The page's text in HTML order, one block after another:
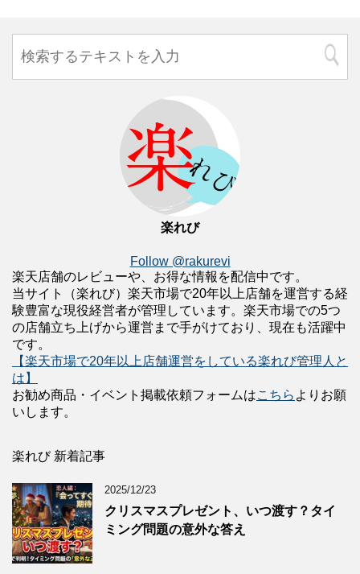
楽れび
Follow @rakurevi
楽天店舗のレビューや、お得な情報を配信中です。
当サイト（楽れび）楽天市場で20年以上店舗を運営する経
験豊富な現役経営者が管理しています。楽天市場での5つ
の店舗立ち上げから運営まで手がけており、現在も活躍中
です。
【楽天市場で20年以上店舗運営をしている楽れび管理人と
は】
お勧め商品・イベント掲載依頼フォームはこちら よりお願
いします。
楽れび 新着記事
2025/12/23
クリスマスプレゼント、いつ渡す？タイ
ミング問題の意外な答え